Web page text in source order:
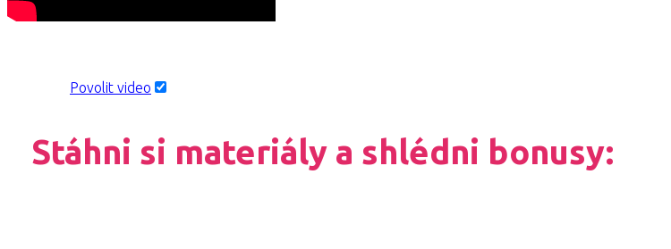
Povolit video
Stáhni si materiály a shlédni bonusy: